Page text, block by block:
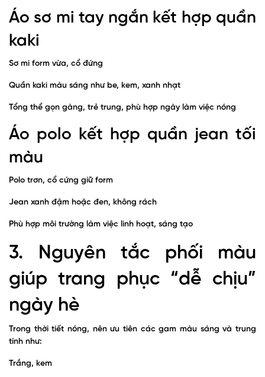
Áo sơ mi tay ngắn kết hợp quần
kaki
Sơ mi form vừa, cổ đứng
Quần kaki màu sáng như be, kem, xanh nhạt
Tổng thể gọn gàng, trẻ trung, phù hợp ngày làm việc nóng
Áo polo kết hợp quần jean tối
màu
Polo trơn, cổ cứng giữ form
Jean xanh đậm hoặc đen, không rách
Phù hợp môi trường làm việc linh hoạt, sáng tạo
3. Nguyên tắc phối màu
giúp trang phục “dễ chịu”
ngày hè
Trong thời tiết nóng, nên ưu tiên các gam màu sáng và trung
tính như:
Trắng, kem